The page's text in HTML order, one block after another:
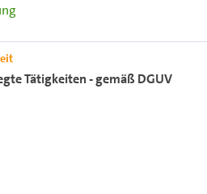
Tätigkeiten - gemäß DGUV